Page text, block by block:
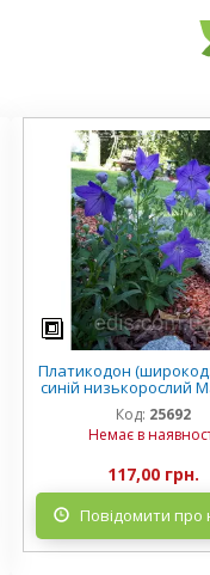
Платикодон
синій низькорослий
горщику
Код: 25692
Немає в
117,00 грн.
Повідомити про